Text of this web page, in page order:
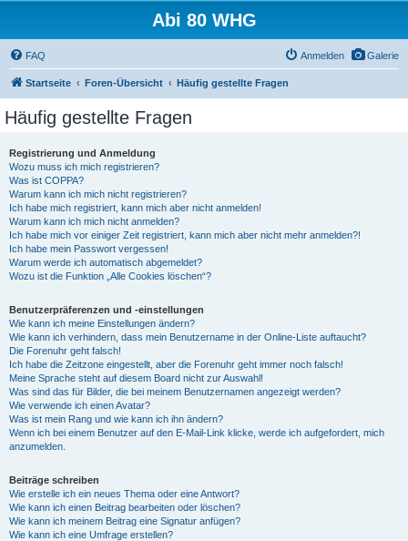
Abi 80 WHG
Galerie
FAQ Anmelden
Startseite Foren-Übersicht Häufig gestellte Fragen
Häufig gestellte Fragen
Registrierung und Anmeldung
Wozu muss ich mich registrieren?
Was ist COPPA?
Warum kann ich mich nicht registrieren?
Ich habe mich registriert, kann mich aber nicht anmelden!
Warum kann ich mich nicht anmelden?
Ich habe mich vor einiger Zeit registriert, kann mich aber nicht mehr anmelden?!
Ich habe mein Passwort vergessen!
Warum werde ich automatisch abgemeldet?
Wozu ist die Funktion „Alle Cookies löschen“?
Benutzerpräferenzen und -einstellungen
Wie kann ich meine Einstellungen ändern?
Wie kann ich verhindern, dass mein Benutzername in der Online-Liste auftaucht?
Die Forenuhr geht falsch!
Ich habe die Zeitzone eingestellt, aber die Forenuhr geht immer noch falsch!
Meine Sprache steht auf diesem Board nicht zur Auswahl!
Was sind das für Bilder, die bei meinem Benutzernamen angezeigt werden?
Wie verwende ich einen Avatar?
Was ist mein Rang und wie kann ich ihn ändern?
Wenn ich bei einem Benutzer auf den E-Mail-Link klicke, werde ich aufgefordert, mich
anzumelden.
Beiträge schreiben
Wie erstelle ich ein neues Thema oder eine Antwort?
Wie kann ich einen Beitrag bearbeiten oder löschen?
Wie kann ich meinem Beitrag eine Signatur anfügen?
Wie kann ich eine Umfrage erstellen?